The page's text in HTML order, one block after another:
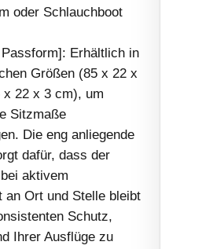
oder Schlauchboot
Erhältlich in
Größen (85 x 22 x
x 22 x 3 cm), um
Sitzmaße
Die eng anliegende
dafür, dass der
aktivem
an Ort und Stelle bleibt
Schutz,
Ihrer Ausflüge zu